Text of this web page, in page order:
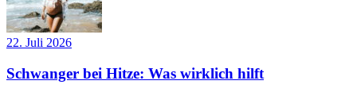
22. Juli 2026
Schwanger bei Hitze: Was wirklich hilft